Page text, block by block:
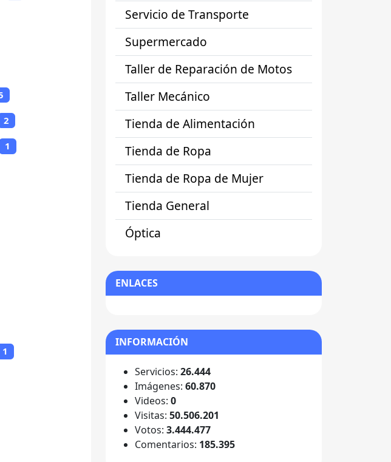
2
1
1
Servicio de Transporte
Supermercado
Taller de Reparación de Motos
Taller Mecánico
Tienda de Alimentación
Tienda de Ropa
Tienda de Ropa de Mujer
Tienda General
Óptica
ENLACES
INFORMACIÓN
Servicios: 26.444
Imágenes: 60.870
Videos: 0
Visitas: 50.506.201
Votos: 3.444.477
Comentarios: 185.395